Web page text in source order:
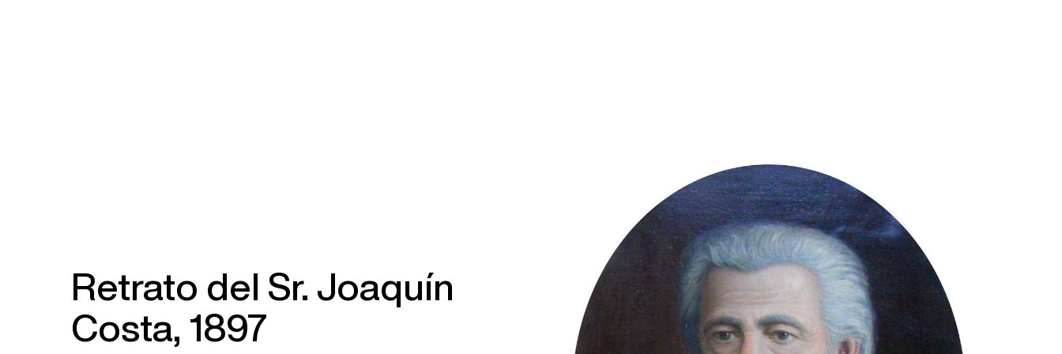
Retrato del Sr. Joaquín
Costa, 1897